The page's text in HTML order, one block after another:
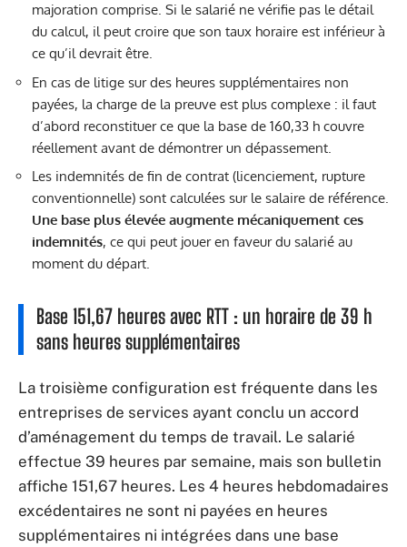
majoration comprise. Si le salarié ne vérifie pas le détail
du calcul, il peut croire que son taux horaire est inférieur à
ce qu’il devrait être.
En cas de litige sur des heures supplémentaires non
payées, la charge de la preuve est plus complexe : il faut
d’abord reconstituer ce que la base de 160,33 h couvre
réellement avant de démontrer un dépassement.
Les indemnités de fin de contrat (licenciement, rupture
conventionnelle) sont calculées sur le salaire de référence.
Une base plus élevée augmente mécaniquement ces
indemnités, ce qui peut jouer en faveur du salarié au
moment du départ.
Base 151,67 heures avec RTT : un horaire de 39 h
sans heures supplémentaires
La troisième configuration est fréquente dans les
entreprises de services ayant conclu un accord
d’aménagement du temps de travail. Le salarié
effectue 39 heures par semaine, mais son bulletin
affiche 151,67 heures. Les 4 heures hebdomadaires
excédentaires ne sont ni payées en heures
supplémentaires ni intégrées dans une base